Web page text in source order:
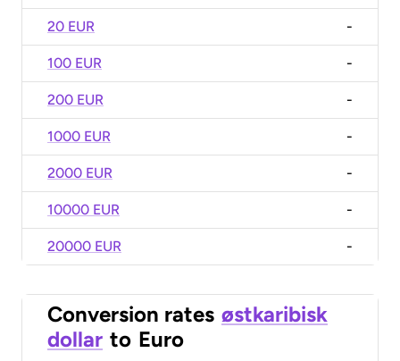
20 EUR -
100 EUR -
200 EUR -
1000 EUR -
2000 EUR -
10000 EUR -
20000 EUR -
Conversion rates østkaribisk
dollar to Euro